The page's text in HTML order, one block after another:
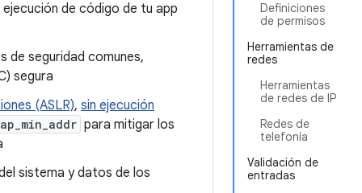
Definiciones
de permisos
Herramientas de
redes
Herramientas
de redes de IP
Redes de
telefonía
Validación de
entradas
de código de tu app
de seguridad comunes,
segura
(ASLR), sin ejecución
para mitigar los
sistema y datos de los